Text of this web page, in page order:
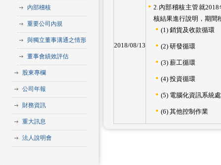
內部稽核
重要公司內規
與獨立董事溝通之情形
董事會績效評估
股東專欄
公司年報
財務資訊
重大訊息
法人說明會
2018/08/13
2.內部稽核主管就
核結果進行說明，期間
(1) 銷貨及收款循環
(2) 研發循環
(3) 薪工循環
(4) 投資循環
(5) 電腦化資訊系統
(6) 其他控制作業